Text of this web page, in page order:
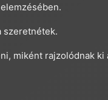
szeretnétek.
miként rajzolódnak